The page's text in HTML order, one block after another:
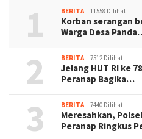
1 BERITA 11558 Dilihat
Korban serangan
Warga Desa
2 BERITA 7512 Dilihat
Jelang HUT RI ke
Peranap Bagika…
3 BERITA 7440 Dilihat
Meresahkan,
Peranap Ringkus